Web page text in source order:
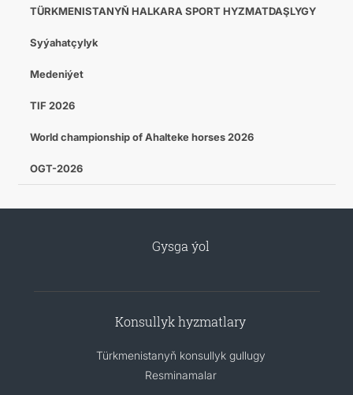
TÜRKMENISTANYŇ HALKARA SPORT HYZMATDAŞLYGY
Syýahatçylyk
Medeniýet
TIF 2026
World championship of Ahalteke horses 2026
OGT-2026
Gysga ýol
Konsullyk hyzmatlary
Türkmenistanyň konsullyk gullugy
Resminamalar